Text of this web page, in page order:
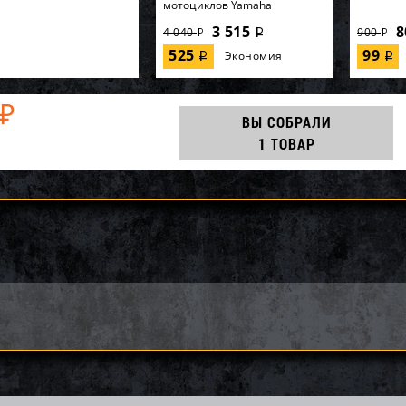
мотоциклов Yamaha
4 040i 3 515 i
525 i Экономия
900i
99 i
WSM Yamaha
12 053
Экономия
Импеллер SOLAS KE-CD-09/15
26 220 24 385 i
1 835 Экономия
12/16
30 480
2 134
₽
ВЫ СОБРАЛИ
1 ТОВАР